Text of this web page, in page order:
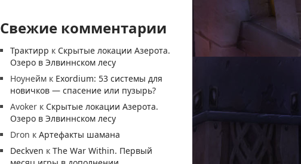
Свежие комментарии
Трактирр к Скрытые локации Азерота.
Озеро в Элвиннском лесу
Ноунейм к Exordium: 53 системы для
новичков — спасение или пузырь?
Avoker к Скрытые локации Азерота.
Озеро в Элвиннском лесу
Dron кАртефакты шамана
Deckven кThe War Within. Первый